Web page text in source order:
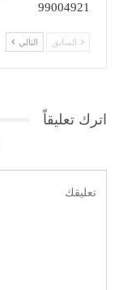
99004921
السابق التالي
اترك تعليقاً